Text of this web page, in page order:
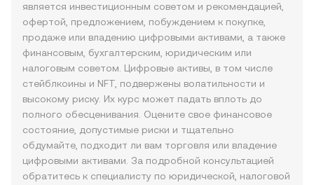
является инвестиционным советом и рекомендацией,
офертой, предложением, побуждением к покупке,
продаже или владению цифровыми активами, а также
финансовым, бухгалтерским, юридическим или
налоговым советом. Цифровые активы, в том числе
стейблкоины и NFT, подвержены волатильности и
высокому риску. Их курс может падать вплоть до
полного обесценивания. Оцените свое финансовое
состояние, допустимые риски и тщательно
обдумайте, подходит ли вам торговля или владение
цифровыми активами. За подробной консультацией
обратитесь к специалисту по юридической, налоговой